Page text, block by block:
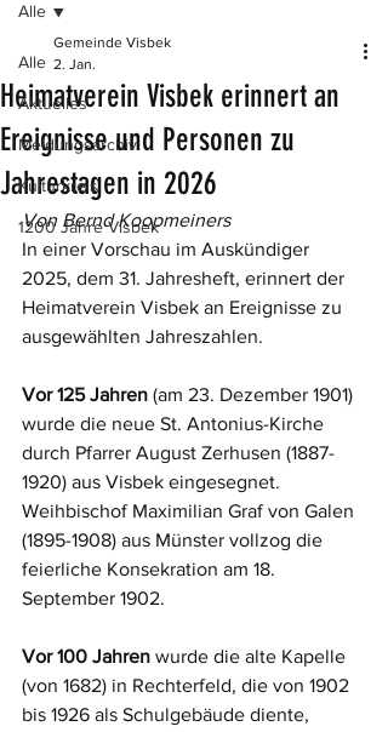
Alle
Aktuelles
Meldungsarchiv
Kulturkreis
1200 Jahre Visbek
Alle
Heimatverein Visbek erinnert an
Ereignisse und Personen zu
Jahrestagen in 2026
Gemeinde Visbek
2. Jan.
Von Bernd Koopmeiners
In einer Vorschau im Auskündiger
2025, dem 31. Jahresheft, erinnert der
Heimatverein Visbek an Ereignisse zu
ausgewählten Jahreszahlen.
Vor 125 Jahren (am 23. Dezember 1901)
wurde die neue St. Antonius-Kirche
durch Pfarrer August Zerhusen (1887-
1920) aus Visbek eingesegnet.
Weihbischof Maximilian Graf von Galen
(1895-1908) aus Münster vollzog die
feierliche Konsekration am 18.
September 1902.
Vor 100 Jahren wurde die alte Kapelle
(von 1682) in Rechterfeld, die von 1902
bis 1926 als Schulgebäude diente,